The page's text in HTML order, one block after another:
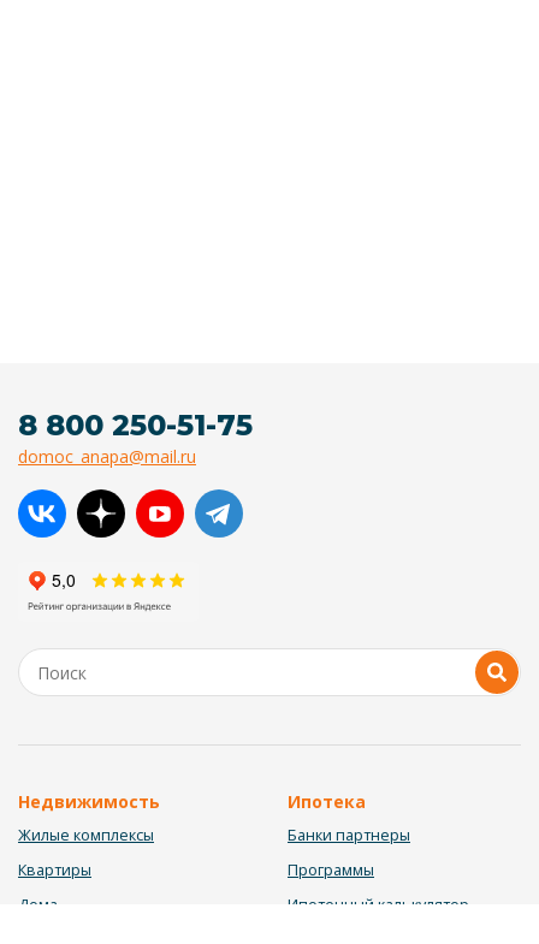
8 800 250-51-75
domoc_anapa@mail.ru
Недвижимость
Жилые комплексы
Квартиры
Дома
Ипотека
Банки партнеры
Программы
Ипотечный калькулятор